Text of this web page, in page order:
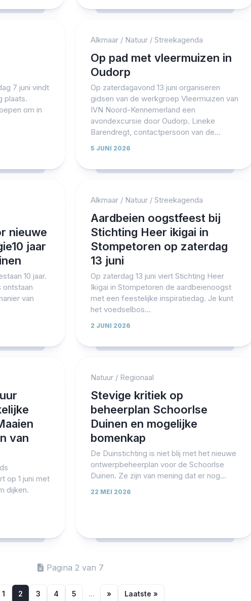
7 juni vindt
plaats.
om in
Alkmaar/ Natuur/ Streekagenda
Op pad met vleermuizen in
Oudorp
Op zaterdagavond 13 juni organiseren
gidsen van de werkgroep Vleermuizen van
IVN Noord-Kennemerland een
avondexcursie door Oudorp. Lineke
Barendregt, contactpersoon van de...
5 JUNI 2026
nieuwe
jaar
10 jaar.
ontstaan
van
Alkmaar/ Natuur/ Streekagenda
Aardbeien oogstfeest bij
Stichting Heer ikigai in
Stompetoren op zaterdag
13 juni
Op zaterdag 13 juni viert Stichting Heer
Ikigai in Stompetoren de aardbeienoogst
met een feestelijke inspiratiedag. Je kunt
het voedselbos...
2 JUNI 2026
van
op 1 juni met
dijken.
Natuur/ Regionaal
Stevige kritiek op
beheerplan Schoorlse
Duinen en mogelijke
bomenkap
De Duinstichting is niet blij met het nieuwe
ontwerpbeheerplan voor de Schoorlse
Duinen. Ze zijn van mening dat er nog...
22 MEI 2026
Pagina 2 van 7
1 2 3 4 5 ... » Laatste »